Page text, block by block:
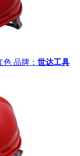
色 品牌： 世达工具